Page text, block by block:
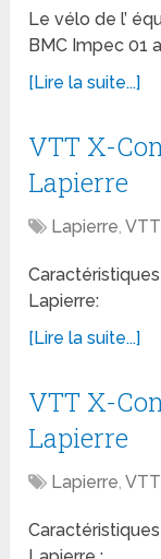
Le vélo de l’
BMC Impec 01
[Lire la suite...]
VTT X-
Lapierre
Lapierre,VTT
Lapierre:
[Lire la suite...]
VTT X-
Lapierre
Lapierre,VTT